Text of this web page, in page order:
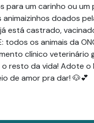
para um carinho ou um
doados
está castrado,
todos os animais da
clínico veterinário
resto da vida! Adote o
de amor pra dar! 🐶💕